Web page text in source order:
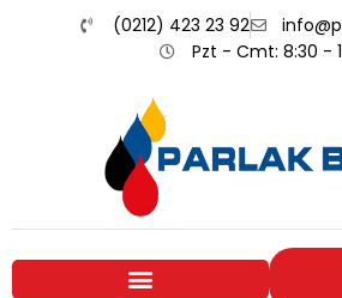
(0212) 423 23 92
Pzt - Cmt: 8:30 -